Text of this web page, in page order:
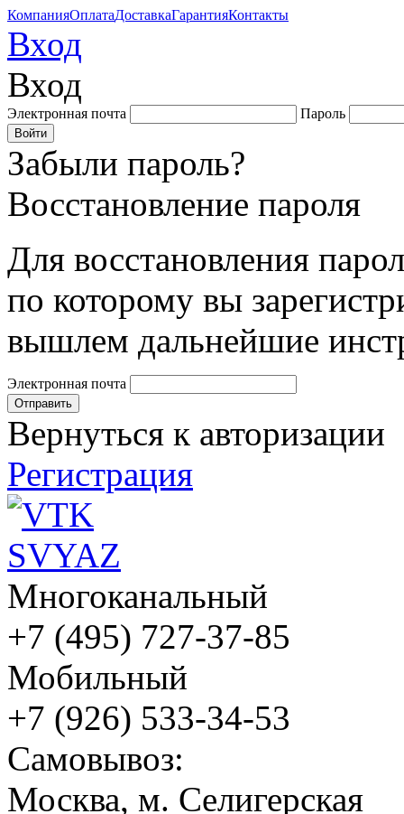
КомпанияОплатаДоставкаГарантияКонтакты
Вход
Вход
Электронная почта Пароль
Забыли пароль?
Восстановление пароля
Для восстановления
по которому вы
вышлем дальнейшие
Электронная почта
Вернуться к авторизации
Регистрация
Многоканальный
+7 (495) 727-37-85
Мобильный
+7 (926) 533-34-53
Cамовывоз:
Москва, м. Селигерская